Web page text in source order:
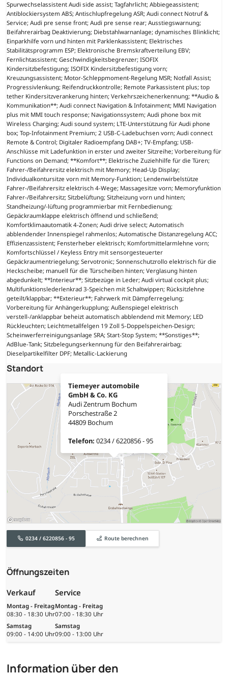
Spurwechselassistent Audi side assist; Tagfahrlicht; Abbiegeassistent;
Antiblockiersystem ABS; Antischlupfregelung ASR; Audi connect Notruf &
Service; Audi pre sense front; Audi pre sense rear; Ausstiegswarnung;
Beifahrerairbag Deaktivierung; Diebstahlwarnanlage; dynamisches Blinklicht;
Einparkhilfe vorn und hinten mit Parklenkassistent; Elektrisches
Stabilitätsprogramm ESP; Elektronische Bremskraftverteilung EBV;
Fernlichtassistent; Geschwindigkeitsbegrenzer; ISOFIX
Kindersitzbefestigung; ISOFIX Kindersitzbefestigung vorn;
Kreuzungsassistent; Motor-Schleppmoment-Regelung MSR; Notfall Assist;
Progressivlenkung; Reifendruckkontrolle; Remote Parkassistent plus; top
tether Kindersitzverankerung hinten; Verkehrszeichenerkennung; **Audio &
Kommunikation**; Audi connect Navigation & Infotainment; MMI Navigation
plus mit MMI touch response; Navigationssystem; Audi phone box mit
Wireless Charging; Audi sound system; LTE-Unterstützung für Audi phone
box; Top-Infotainment Premium; 2 USB-C-Ladebuchsen vorn; Audi connect
Remote & Control; Digitaler Radioempfang DAB+; TV-Empfang; USB-
Anschlüsse mit Ladefunktion in erster und zweiter Sitzreihe; Vorbereitung für
Functions on Demand; **Komfort**; Elektrische Zuziehhilfe für die Türen;
Fahrer-/Beifahrersitz elektrisch mit Memory; Head-Up Display;
Individualkontursitze vorn mit Memory-Funktion; Lendenwirbelstütze
Fahrer-/Beifahrersitz elektrisch 4-Wege; Massagesitze vorn; Memoryfunktion
Fahrer-/Beifahrersitz; Sitzbelüftung; Sitzheizung vorn und hinten;
Standheizung/-lüftung programmierbar mit Fernbedienung;
Gepäckraumklappe elektrisch öffnend und schließend;
Komfortklimaautomatik 4-Zonen; Audi drive select; Automatisch
abblendender Innenspiegel rahmenlos; Automatische Distanzregelung ACC;
Effizienzassistent; Fensterheber elektrisch; Komfortmittelarmlehne vorn;
Komfortschlüssel / Keyless Entry mit sensorgesteuerter
Gepäckraumentriegelung; Servotronic; Sonnenschutzrollo elektrisch für die
Heckscheibe; manuell für die Türscheiben hinten; Verglasung hinten
abgedunkelt; **Interieur**; Sitzbezüge in Leder; Audi virtual cockpit plus;
Multifunktionslederlenkrad 3-Speichen mit Schaltwippen; Rücksitzlehne
geteilt/klappbar; **Exterieur**; Fahrwerk mit Dämpferregelung;
Vorbereitung für Anhängerkupplung; Außenspiegel elektrisch
verstell-/anklappbar beheizt automatisch abblendend mit Memory; LED
Rückleuchten; Leichtmetallfelgen 19 Zoll 5-Doppelspeichen-Design;
Scheinwerferreinigungsanlage SRA; Start-Stop System; **Sonstiges**;
AdBlue-Tank; Sitzbelegungserkennung für den Beifahrerairbag;
Dieselpartikelfilter DPF; Metallic-Lackierung
Standort
Tiemeyer automobile
GmbH & Co. KG
Audi Zentrum Bochum
Porschestraße 2
44809 Bochum
Telefon: 0234 / 6220856 - 95
0234 / 6220856 - 95 Route berechnen
Öffnungszeiten
Verkauf
Montag - Freitag
08:30 - 18:30 Uhr
Samstag
09:00 - 14:00 Uhr
Service
Montag - Freitag
07:00 - 18:30 Uhr
Samstag
09:00 - 13:00 Uhr
Information über den